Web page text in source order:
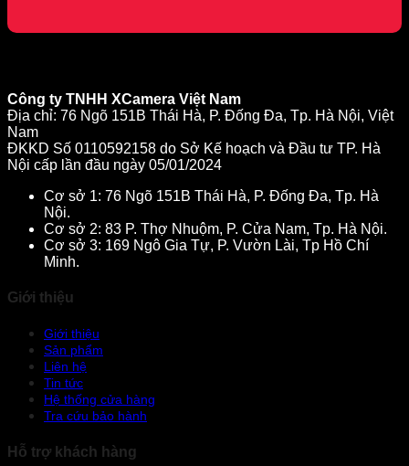
Công ty TNHH XCamera Việt Nam
Địa chỉ: 76 Ngõ 151B Thái Hà, P. Đống Đa, Tp. Hà Nội, Việt
Nam
ĐKKD Số 0110592158 do Sở Kế hoạch và Đầu tư TP. Hà
Nội cấp lần đầu ngày 05/01/2024
Cơ sở 1: 76 Ngõ 151B Thái Hà, P. Đống Đa, Tp. Hà
Nội.
Cơ sở 2: 83 P. Thợ Nhuộm, P. Cửa Nam, Tp. Hà Nội.
Cơ sở 3: 169 Ngô Gia Tự, P. Vườn Lài, Tp Hồ Chí
Minh.
Giới thiệu
Giới thiệu
Sản phẩm
Liên hệ
Tin tức
Hệ thống cửa hàng
Tra cứu bảo hành
Hỗ trợ khách hàng